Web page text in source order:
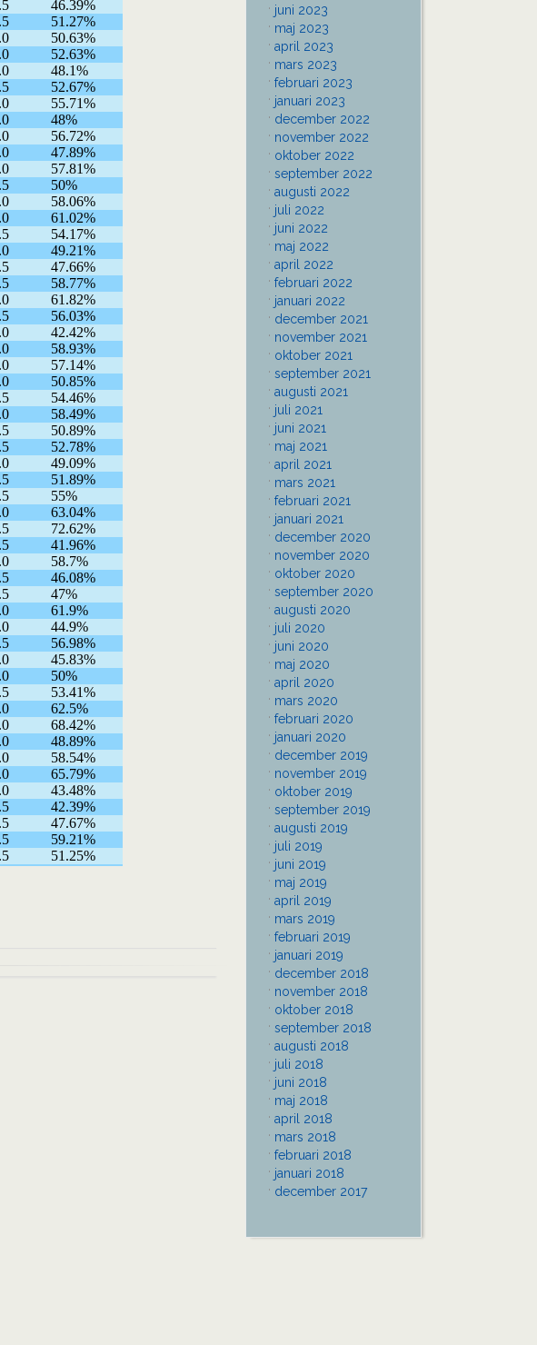
juni 2023
maj 2023
april 2023
mars 2023
februari 2023
januari 2023
december 2022
november 2022
oktober 2022
september 2022
augusti 2022
juli 2022
juni 2022
maj 2022
april 2022
februari 2022
januari 2022
december 2021
november 2021
oktober 2021
september 2021
augusti 2021
juli 2021
juni 2021
maj 2021
april 2021
mars 2021
februari 2021
januari 2021
december 2020
november 2020
oktober 2020
september 2020
augusti 2020
juli 2020
juni 2020
maj 2020
april 2020
mars 2020
februari 2020
januari 2020
december 2019
november 2019
oktober 2019
september 2019
augusti 2019
juli 2019
juni 2019
maj 2019
april 2019
mars 2019
februari 2019
januari 2019
december 2018
november 2018
oktober 2018
september 2018
augusti 2018
juli 2018
juni 2018
maj 2018
april 2018
mars 2018
februari 2018
januari 2018
december 2017